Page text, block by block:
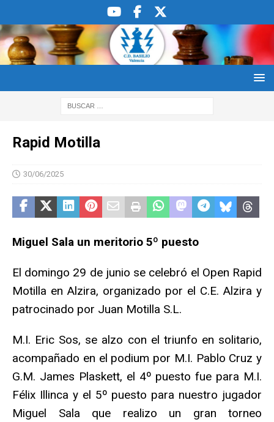
Rapid Motilla
30/06/2025
Miguel Sala un meritorio 5º puesto
El domingo 29 de junio se celebró el Open Rapid
Motilla en Alzira, organizado por el C.E. Alzira y
patrocinado por Juan Motilla S.L.
M.I. Eric Sos, se alzo con el triunfo en solitario,
acompañado en el podium por M.I. Pablo Cruz y
G.M. James Plaskett, el 4º puesto fue para M.I.
Félix Illinca y el 5º puesto para nuestro jugador
Miguel Sala que realizo un gran torneo